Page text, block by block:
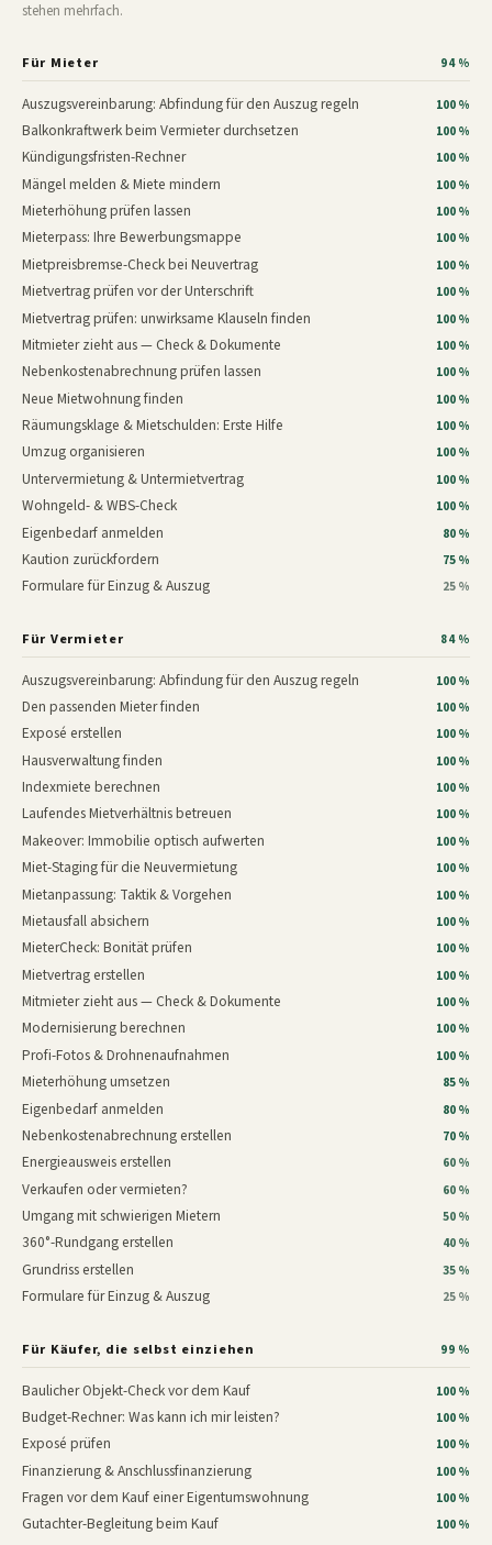
stehen mehrfach.
Für Mieter 94 %
Auszugsvereinbarung: Abfindung für den Auszug regeln 100 %
Balkonkraftwerk beim Vermieter durchsetzen 100 %
Kündigungsfristen-Rechner 100 %
Mängel melden & Miete mindern 100 %
Mieterhöhung prüfen lassen 100 %
Mieterpass: Ihre Bewerbungsmappe 100 %
Mietpreisbremse-Check bei Neuvertrag 100 %
Mietvertrag prüfen vor der Unterschrift 100 %
Mietvertrag prüfen: unwirksame Klauseln finden 100 %
Mitmieter zieht aus — Check & Dokumente 100 %
Nebenkostenabrechnung prüfen lassen 100 %
Neue Mietwohnung finden 100 %
Räumungsklage & Mietschulden: Erste Hilfe 100 %
Umzug organisieren 100 %
Untervermietung & Untermietvertrag 100 %
Wohngeld- & WBS-Check 100 %
Eigenbedarf anmelden 80 %
Kaution zurückfordern 75 %
Formulare für Einzug & Auszug 25 %
Für Vermieter 84 %
Auszugsvereinbarung: Abfindung für den Auszug regeln 100 %
Den passenden Mieter finden 100 %
Exposé erstellen 100 %
Hausverwaltung finden 100 %
Indexmiete berechnen 100 %
Laufendes Mietverhältnis betreuen 100 %
Makeover: Immobilie optisch aufwerten 100 %
Miet-Staging für die Neuvermietung 100 %
Mietanpassung: Taktik & Vorgehen 100 %
Mietausfall absichern 100 %
MieterCheck: Bonität prüfen 100 %
Mietvertrag erstellen 100 %
Mitmieter zieht aus — Check & Dokumente 100 %
Modernisierung berechnen 100 %
Profi-Fotos & Drohnenaufnahmen 100 %
Mieterhöhung umsetzen 85 %
Eigenbedarf anmelden 80 %
Nebenkostenabrechnung erstellen 70 %
Energieausweis erstellen 60 %
Verkaufen oder vermieten? 60 %
Umgang mit schwierigen Mietern 50 %
360°-Rundgang erstellen 40 %
Grundriss erstellen 35 %
Formulare für Einzug & Auszug 25 %
Für Käufer, die selbst einziehen 99 %
Baulicher Objekt-Check vor dem Kauf 100 %
Budget-Rechner: Was kann ich mir leisten? 100 %
Exposé prüfen 100 %
Finanzierung & Anschlussfinanzierung 100 %
Fragen vor dem Kauf einer Eigentumswohnung 100 %
Gutachter-Begleitung beim Kauf 100 %